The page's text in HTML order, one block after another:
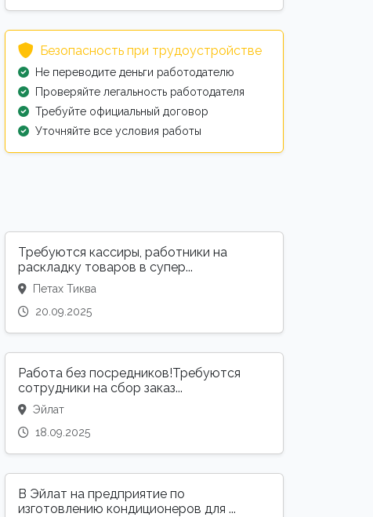
Безопасность при трудоустройстве
Не переводите деньги работодателю
Проверяйте легальность работодателя
Требуйте официальный договор
Уточняйте все условия работы
Требуются кассиры, работники на
раскладку товаров в супер...
Петах Тиква
20.09.2025
Работа без посредников!Требуются
сотрудники на сбор заказ...
Эйлат
18.09.2025
В Эйлат на предприятие по
изготовлению кондиционеров для ...